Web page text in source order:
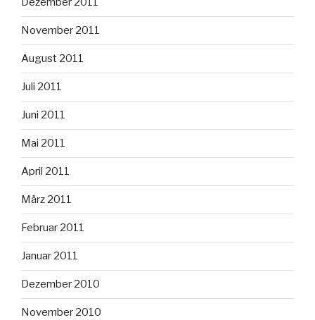
November 2011
August 2011
Juli 2011
Juni 2011
Mai 2011
April 2011
März 2011
Februar 2011
Januar 2011
Dezember 2010
November 2010